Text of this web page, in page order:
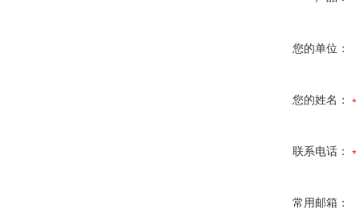
您的单位：
您的姓名：
联系电话：
常用邮箱：